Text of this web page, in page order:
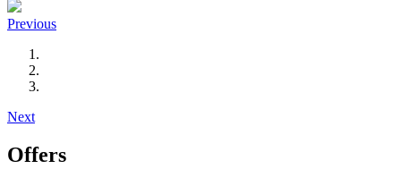
Previous
Next
Offers